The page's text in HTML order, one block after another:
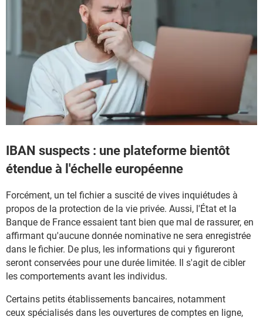
IBAN suspects : une plateforme bientôt
étendue à l'échelle européenne
Forcément, un tel fichier a suscité de vives inquiétudes à
propos de la protection de la vie privée. Aussi, l'État et la
Banque de France essaient tant bien que mal de rassurer, en
affirmant qu'aucune donnée nominative ne sera enregistrée
dans le fichier. De plus, les informations qui y figureront
seront conservées pour une durée limitée. Il s'agit de cibler
les comportements avant les individus.
Certains petits établissements bancaires, notamment
ceux spécialisés dans les ouvertures de comptes en ligne,